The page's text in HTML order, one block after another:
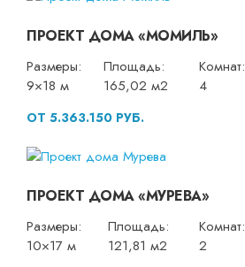
ПРОЕКТ ДОМА «МОМИЛЬ»
Размеры:
9×18 м
Площадь:
165,02 м2
Комнат:
4
ОТ 5.363.150 РУБ.
ПРОЕКТ ДОМА «МУРЕВА»
Размеры:
10×17 м
Площадь:
121,81 м2
Комнат:
2